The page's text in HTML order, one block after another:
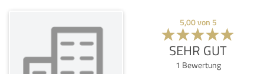
5,00von 5
SEHR GUT
1 Bewertung